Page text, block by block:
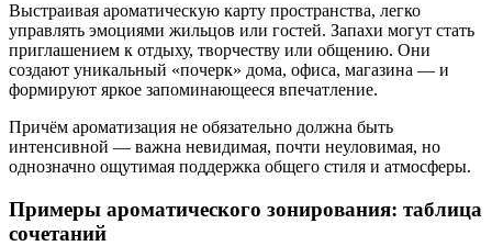
Выстраивая ароматическую карту пространства, легко
управлять эмоциями жильцов или гостей. Запахи могут стать
приглашением к отдыху, творчеству или общению. Они
создают уникальный «почерк» дома, офиса, магазина — и
формируют яркое запоминающееся впечатление.
Причём ароматизация не обязательно должна быть
интенсивной — важна невидимая, почти неуловимая, но
однозначно ощутимая поддержка общего стиля и атмосферы.
Примеры ароматического зонирования: таблица
сочетаний